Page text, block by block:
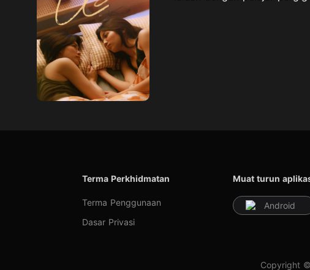
Terma Perkhidmatan
Terma Penggunaan
Dasar Privasi
Muat turun
Android
Copyright